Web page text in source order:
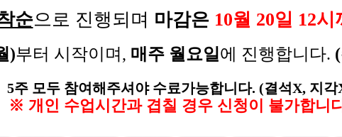
순으로 진행되며 마감은 10월 20일 12시
)부터 시작이며, 매주 월요일 에 진행합니다.
5주 모두 참여해주셔야 수료가능합니다. (결석X, 지각
※ 개인 수업시간과 겹칠 경우 신청이 불가합니